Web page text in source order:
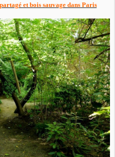
et bois sauvage dans Paris